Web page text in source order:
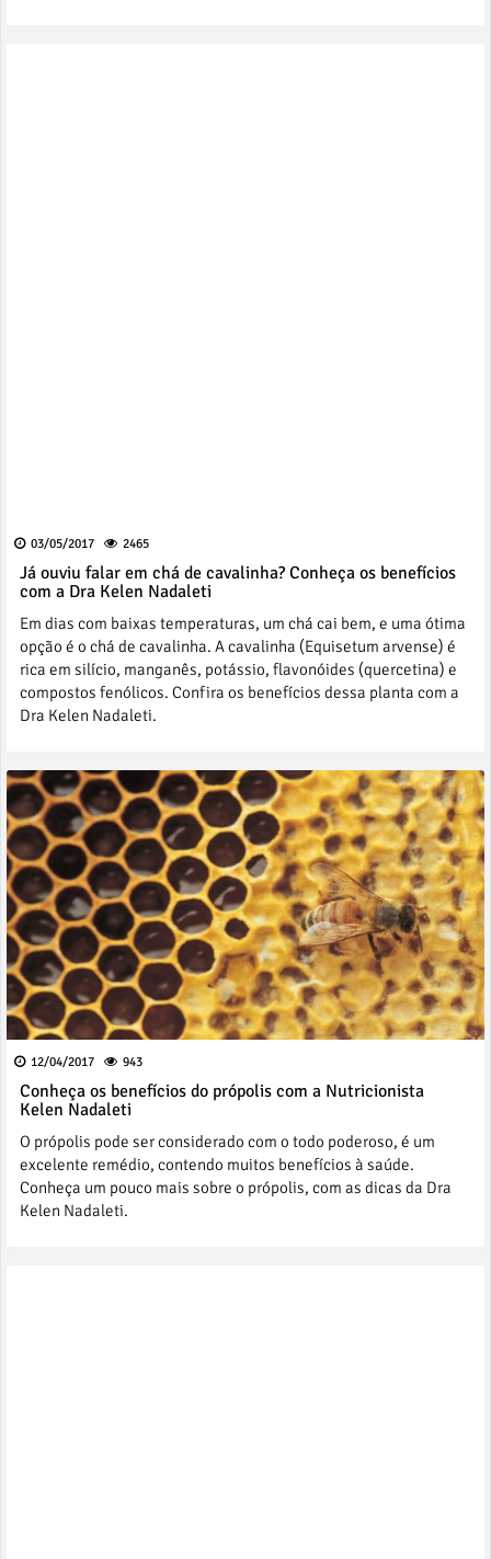
03/05/2017 2465
Já ouviu falar em chá de cavalinha? Conheça os benefícios
com a Dra Kelen Nadaleti
Em dias com baixas temperaturas, um chá cai bem, e uma ótima
opção é o chá de cavalinha. A cavalinha (Equisetum arvense) é
rica em silício, manganês, potássio, flavonóides (quercetina) e
compostos fenólicos. Confira os benefícios dessa planta com a
Dra Kelen Nadaleti.
12/04/2017 943
Conheça os benefícios do própolis com a Nutricionista
Kelen Nadaleti
O própolis pode ser considerado com o todo poderoso, é um
excelente remédio, contendo muitos benefícios à saúde.
Conheça um pouco mais sobre o própolis, com as dicas da Dra
Kelen Nadaleti.